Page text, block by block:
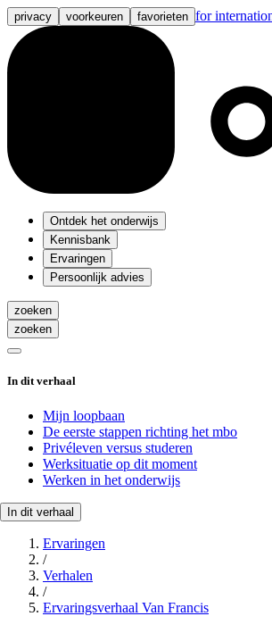
privacy voorkeuren favorieten for
Ontdek het onderwijs
Kennisbank
Ervaringen
Persoonlijk advies
zoeken
zoeken
In dit verhaal
Mijn loopbaan
De eerste stappen richting het mbo
Privéleven versus studeren
Werksituatie op dit moment
Werken in het onderwijs
In dit verhaal
Ervaringen
/
Verhalen
/
Ervaringsverhaal Van Francis